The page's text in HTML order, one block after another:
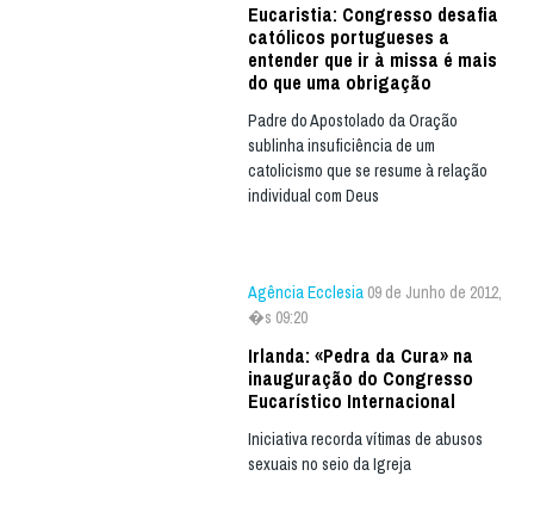
Eucaristia: Congresso desafia
católicos portugueses a
entender que ir à missa é mais
do que uma obrigação
Padre do Apostolado da Oração
sublinha insuficiência de um
catolicismo que se resume à relação
individual com Deus
Agência Ecclesia 09 de Junho de 2012,
�s 09:20
Irlanda: «Pedra da Cura» na
inauguração do Congresso
Eucarístico Internacional
Iniciativa recorda vítimas de abusos
sexuais no seio da Igreja